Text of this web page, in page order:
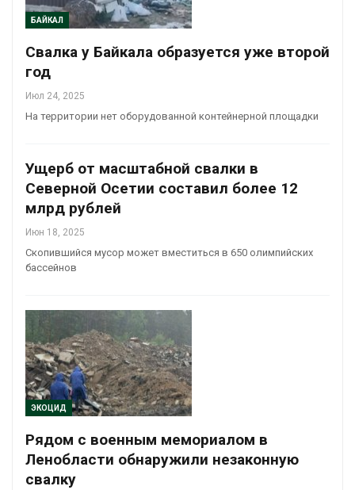
БАЙКАЛ
Свалка у Байкала образуется уже второй
год
Июл 24, 2025
На территории нет оборудованной контейнерной площадки
Ущерб от масштабной свалки в
Северной Осетии составил более 12
млрд рублей
Июн 18, 2025
Скопившийся мусор может вместиться в 650 олимпийских
бассейнов
ЭКОЦИД
Рядом с военным мемориалом в
Ленобласти обнаружили незаконную
свалку